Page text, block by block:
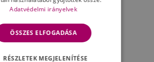
Adatvédelmi irányelvek
ÖSSZES ELFOGADÁSA
RÉSZLETEK MEGJELENÍTÉSE